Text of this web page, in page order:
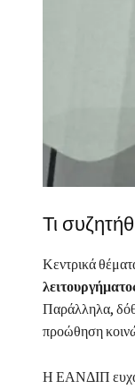
Τι
Κεντρικά
Παράλληλα,
προώθηση
Η ΕΑΝΔΙΠ